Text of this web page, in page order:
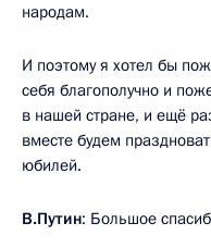
народам.
И поэтому я хотел бы
себя благополучно и
в нашей стране, и ещё
вместе будем
юбилей.
В.Путин: Большое